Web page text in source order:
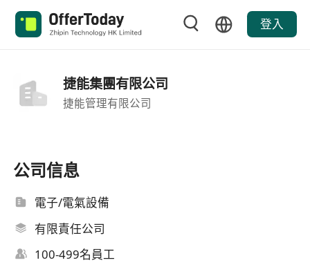
登入
捷能集團有限公司
捷能管理有限公司
公司信息
電子/電氣設備
有限責任公司
100-499名員工